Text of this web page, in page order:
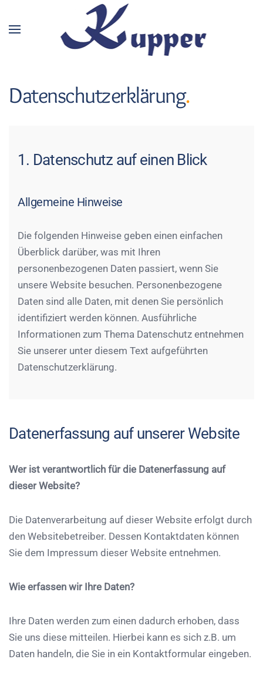
Zum Hauptinhalt springen
Datenschutzerklärung.
1. Datenschutz auf einen Blick
Allgemeine Hinweise
Die folgenden Hinweise geben einen einfachen
Überblick darüber, was mit Ihren
personenbezogenen Daten passiert, wenn Sie
unsere Website besuchen. Personenbezogene
Daten sind alle Daten, mit denen Sie persönlich
identifiziert werden können. Ausführliche
Informationen zum Thema Datenschutz entnehmen
Sie unserer unter diesem Text aufgeführten
Datenschutzerklärung.
Datenerfassung auf unserer Website
Wer ist verantwortlich für die Datenerfassung auf
dieser Website?
Die Datenverarbeitung auf dieser Website erfolgt durch
den Websitebetreiber. Dessen Kontaktdaten können
Sie dem Impressum dieser Website entnehmen.
Wie erfassen wir Ihre Daten?
Ihre Daten werden zum einen dadurch erhoben, dass
Sie uns diese mitteilen. Hierbei kann es sich z.B. um
Daten handeln, die Sie in ein Kontaktformular eingeben.